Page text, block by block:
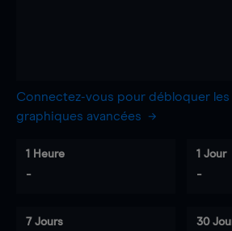
Connectez-vous pour débloquer
graphiques avancées
1 Heure
-
1 Jour
-
7 Jours 30